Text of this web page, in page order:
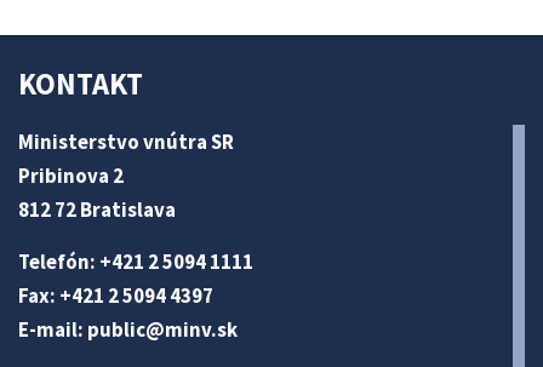
KONTAKT
Ministerstvo vnútra SR
Pribinova 2
812 72 Bratislava
Telefón: +421 2 5094 1111
Fax: +421 2 5094 4397
E-mail: public@minv.sk